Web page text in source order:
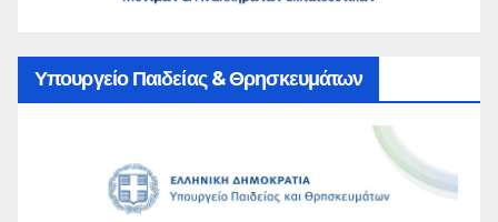
Υπουργείο Παιδείας & Θρησκευμάτων